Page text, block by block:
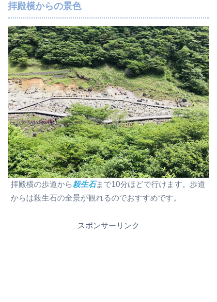
拝殿横からの景色
拝殿横の歩道から殺生石まで10分ほどで行けます。歩道
からは殺生石の全景が観れるのでおすすめです。
スポンサーリンク